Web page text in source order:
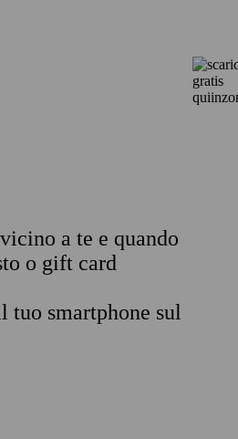
a te e quando
o gift card
tuo smartphone sul